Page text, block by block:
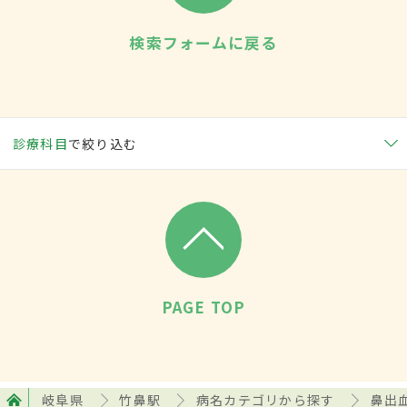
検索フォームに戻る
診療科目で絞り込む
PAGE TOP
岐阜県 竹鼻駅 病名カテゴリから探す 鼻出